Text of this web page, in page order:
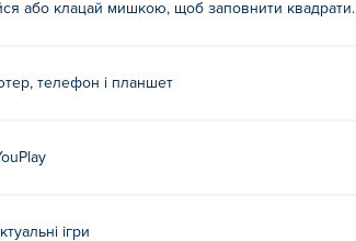
або клацай мишкою, щоб заповнити квадрати.
телефон і планшет
ігри